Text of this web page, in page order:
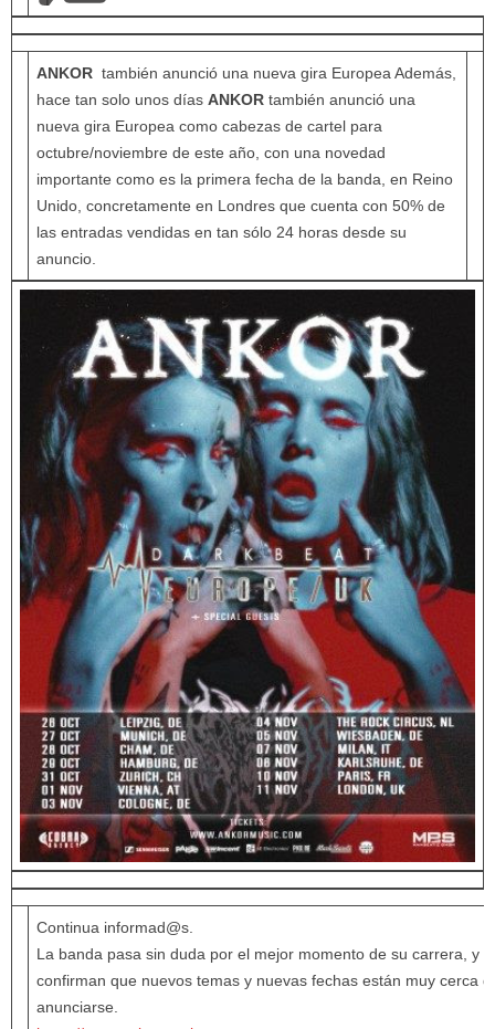
ANKOR también anunció una nueva gira Europea Además,
hace tan solo unos días ANKOR también anunció una
nueva gira Europea como cabezas de cartel para
octubre/noviembre de este año, con una novedad
importante como es la primera fecha de la banda, en Reino
Unido, concretamente en Londres que cuenta con 50% de
las entradas vendidas en tan sólo 24 horas desde su
anuncio.
Continua informad@s.
La banda pasa sin duda por el mejor momento de su carrera, y
confirman que nuevos temas y nuevas fechas están muy cerca
anunciarse.